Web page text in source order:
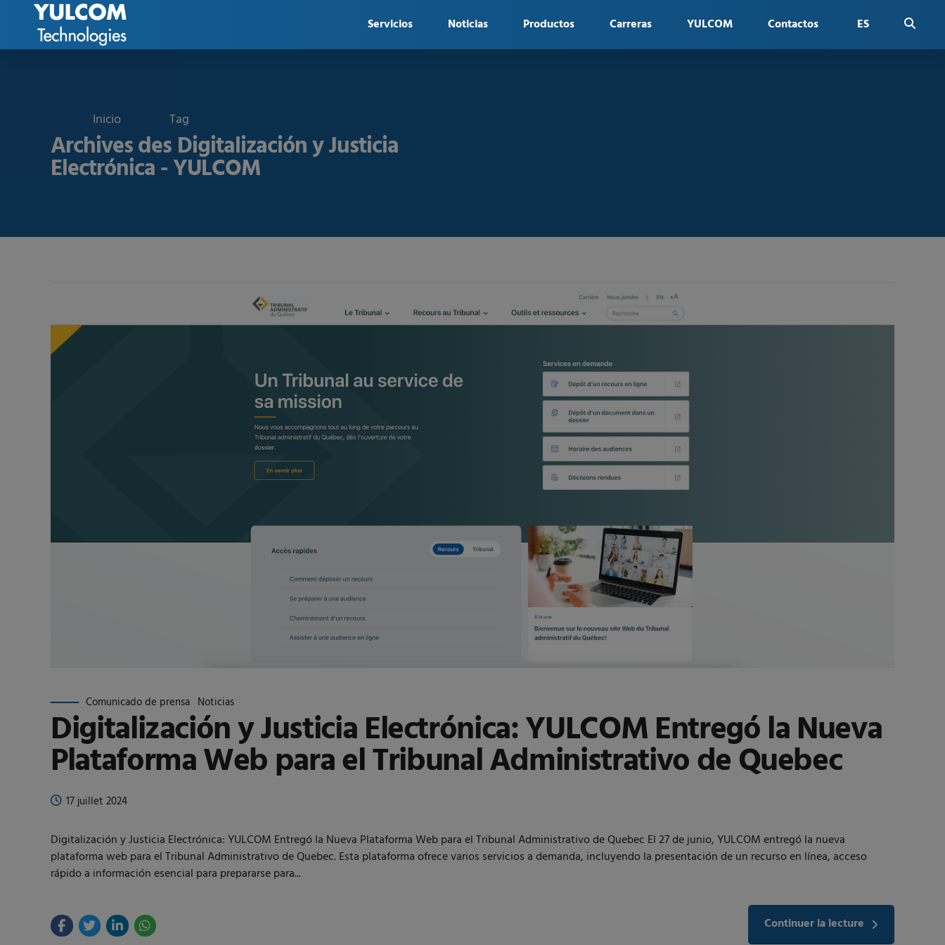
Servicios Noticias Productos Carreras YULCOM Contactos ES
Tag
Archives des Digitalización y Justicia
Electrónica - YULCOM
Comunicado de prensa Noticias
Digitalización y Justicia Electrónica: YULCOM Entregó la Nueva
Plataforma Web para el Tribunal Administrativo de Quebec
17 juillet 2024
Digitalización y Justicia Electrónica: YULCOM Entregó la Nueva Plataforma Web para el Tribunal Administrativo de Quebec El 27 de junio, YULCOM entregó la nueva
plataforma web para el Tribunal Administrativo de Quebec. Esta plataforma ofrece varios servicios a demanda, incluyendo la presentación de un recurso en línea, acceso
rápido a información esencial para prepararse para...
Continuer la lecture